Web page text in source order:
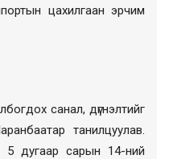
цахилгаан эрчим
санал, дүгнэлтийг
танилцуулав.
дугаар сарын 14-ний